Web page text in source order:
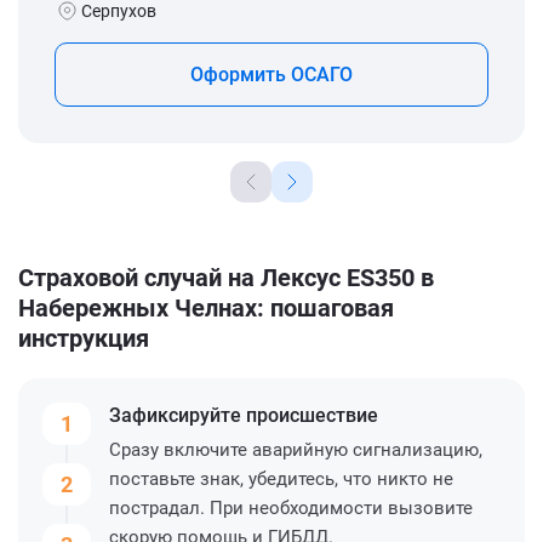
Серпухов
Оформить ОСАГО
Страховой случай на Лексус ES350 в
Набережных Челнах: пошаговая
инструкция
1
2
Зафиксируйте происшествие
Сразу включите аварийную сигнализацию,
поставьте знак, убедитесь, что никто не
пострадал. При необходимости вызовите
скорую помощь и ГИБДД.